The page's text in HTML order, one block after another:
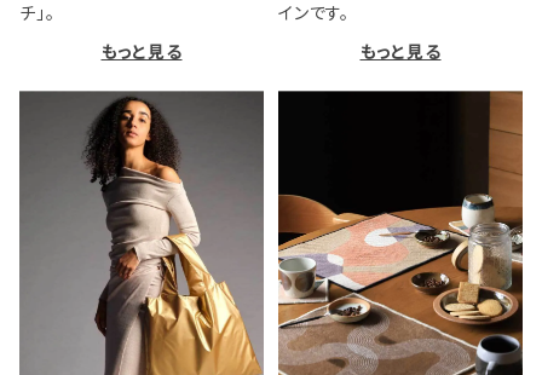
チ」。
もっと見る
インです。
もっと見る